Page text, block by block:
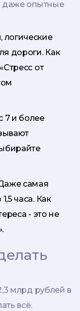
даже опытные
логические
дороги. Как
от
7 и более
самая
часа. Как
- это не
млрд рублей в
всё.